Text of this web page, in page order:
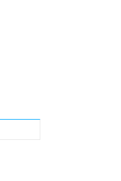
Twitter
on Instagram
on YouTube